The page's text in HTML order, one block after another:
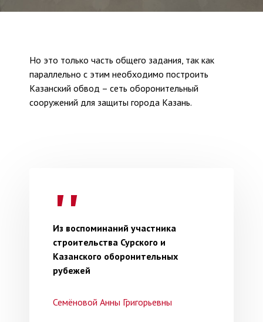
Но это только часть общего задания, так как
параллельно с этим необходимо построить
Казанский обвод – сеть оборонительный
сооружений для защиты города Казань.
Из воспоминаний участника
строительства Сурского и
Казанского оборонительных
рубежей
Семёновой Анны Григорьевны